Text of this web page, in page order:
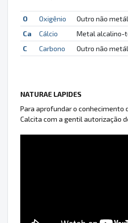
O Oxigênio Outro não
Ca
Cálcio Metal alcalino-
C
Carbono Outro não
NATURAE LAPIDES
Para aprofundar o conhecimento
Calcita com a gentil autorização